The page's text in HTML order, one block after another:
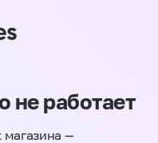
не работает
магазина —